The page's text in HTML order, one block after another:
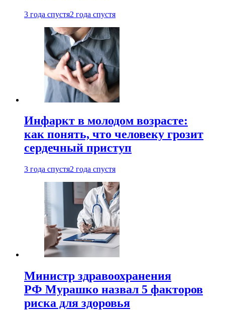
3 года спустя2 года спустя
Инфаркт в молодом возрасте:
как понять, что человеку грозит
сердечный приступ
3 года спустя2 года спустя
Министр здравоохранения
РФ Мурашко назвал 5 факторов
риска для здоровья